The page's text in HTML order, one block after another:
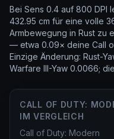
Bei Sens 0.4 auf 800 DPI
432.95 cm für eine volle
Armbewegung in Rust zu
— etwa 0.09× deine Call
Einzige Änderung: Rust-
Warfare III-Yaw 0.0066;
CALL OF DUTY:
IM VERGLEICH
Call of Duty: Modern